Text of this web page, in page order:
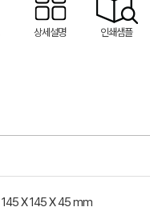
상세설명 인쇄샘플
145 X 145 X 45 mm